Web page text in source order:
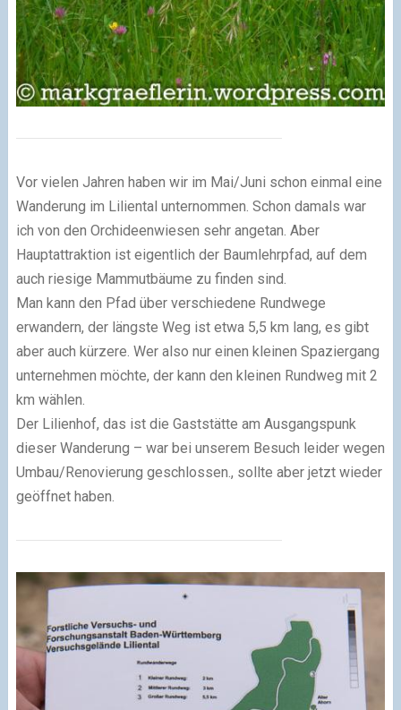
Vor vielen Jahren haben wir im Mai/Juni schon einmal eine
Wanderung im Liliental unternommen. Schon damals war
ich von den Orchideenwiesen sehr angetan. Aber
Hauptattraktion ist eigentlich der Baumlehrpfad, auf dem
auch riesige Mammutbäume zu finden sind.
Man kann den Pfad über verschiedene Rundwege
erwandern, der längste Weg ist etwa 5,5 km lang, es gibt
aber auch kürzere. Wer also nur einen kleinen Spaziergang
unternehmen möchte, der kann den kleinen Rundweg mit 2
km wählen.
Der Lilienhof, das ist die Gaststätte am Ausgangspunk
dieser Wanderung – war bei unserem Besuch leider wegen
Umbau/Renovierung geschlossen., sollte aber jetzt wieder
geöffnet haben.